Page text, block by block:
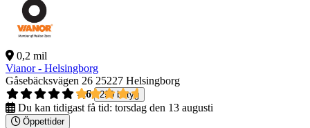
0,2 mil
Vianor - Helsingborg
Gåsebäcksvägen 26 25227 Helsingborg
4,6
299 betyg
Du kan tidigast få tid: torsdag den 13 augusti
Öppettider